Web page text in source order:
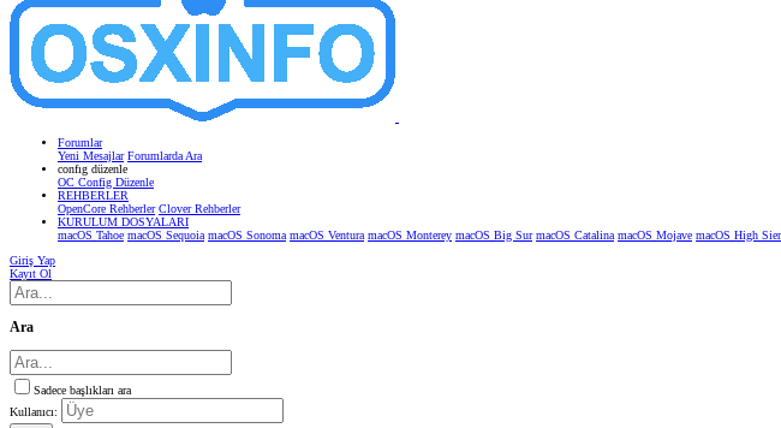
Forumlar
Yeni Mesajlar Forumlarda Ara
confıg düzenle
OC Config Düzenle
REHBERLER
OpenCore Rehberler Clover Rehberler
KURULUM DOSYALARI
macOS Tahoe macOS Sequoia macOS Sonoma macOS Ventura macOS Monterey macOS Big Sur macOS Catalina macOS Mojave macOS High
Giriş Yap
Kayıt Ol
Ara
Sadece başlıkları ara
Kullanıcı: